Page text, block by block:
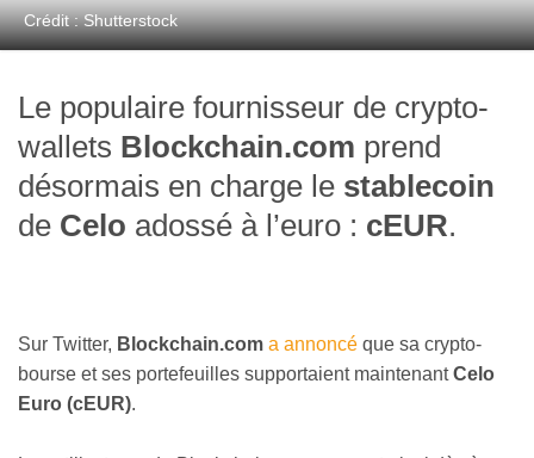
Crédit : Shutterstock
Le populaire fournisseur de crypto-
wallets Blockchain.com prend
désormais en charge le stablecoin
de Celo adossé à l’euro : cEUR.
Sur Twitter, Blockchain.com a annoncé que sa crypto-
bourse et ses portefeuilles supportaient maintenantCelo
Euro (cEUR).